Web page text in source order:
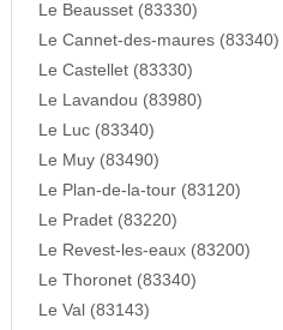
Le Beausset (83330)
Le Cannet-des-maures (83340)
Le Castellet (83330)
Le Lavandou (83980)
Le Luc (83340)
Le Muy (83490)
Le Plan-de-la-tour (83120)
Le Pradet (83220)
Le Revest-les-eaux (83200)
Le Thoronet (83340)
Le Val (83143)